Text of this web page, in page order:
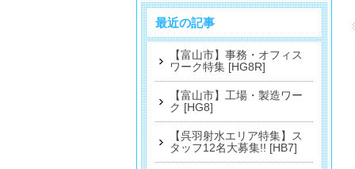
最近の記事
【富山市】事務・オフィス
ワーク特集 [HG8R]
【富山市】工場・製造ワー
ク [HG8]
【呉羽射水エリア特集】ス
タッフ12名大募集!! [HB7]